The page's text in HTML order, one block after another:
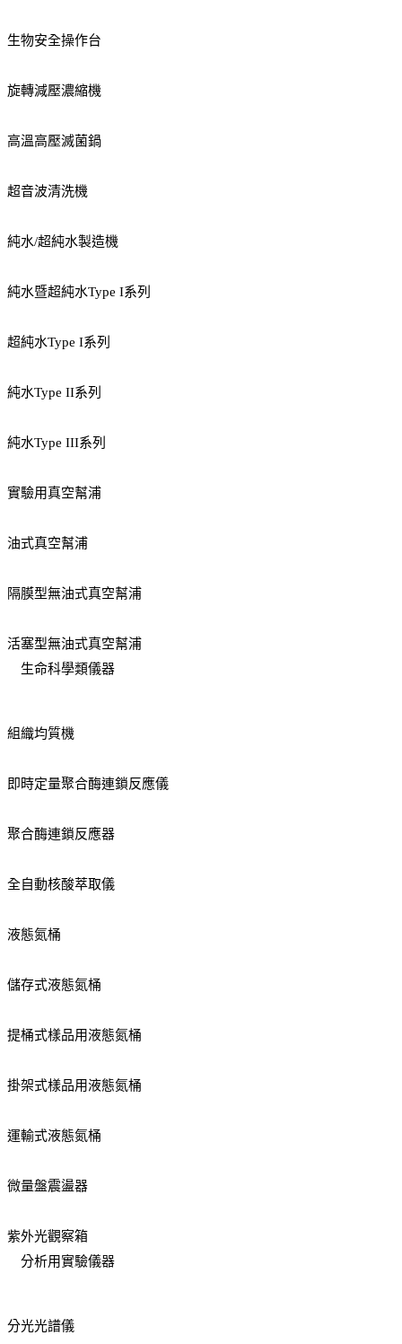
生物安全操作台
旋轉減壓濃縮機
高溫高壓滅菌鍋
超音波清洗機
純水/超純水製造機
純水暨超純水Type I系列
超純水Type I系列
純水Type II系列
純水Type III系列
實驗用真空幫浦
油式真空幫浦
隔膜型無油式真空幫浦
活塞型無油式真空幫浦
生命科學類儀器
組織均質機
即時定量聚合酶連鎖反應儀
聚合酶連鎖反應器
全自動核酸萃取儀
液態氮桶
儲存式液態氮桶
提桶式樣品用液態氮桶
掛架式樣品用液態氮桶
運輸式液態氮桶
微量盤震盪器
紫外光觀察箱
分析用實驗儀器
分光光譜儀